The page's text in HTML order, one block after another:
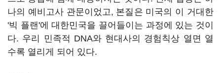
나의 예비고사 관문이었고, 본질은 미국의 이 거대한
'빅 플랜'에 대한민국을 끌어들이는 과정에 있는 것이
다. 우리 민족적 DNA와 현대사의 경험칙상 열면 열
수록 열리게 되어 있다.